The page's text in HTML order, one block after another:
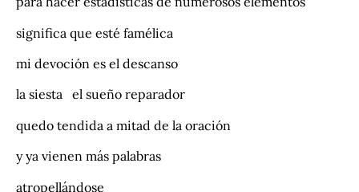
significa que esté famélica
mi devoción es el descanso
la siesta el sueño reparador
quedo tendida a mitad de la oración
y ya vienen más palabras
atropellándose